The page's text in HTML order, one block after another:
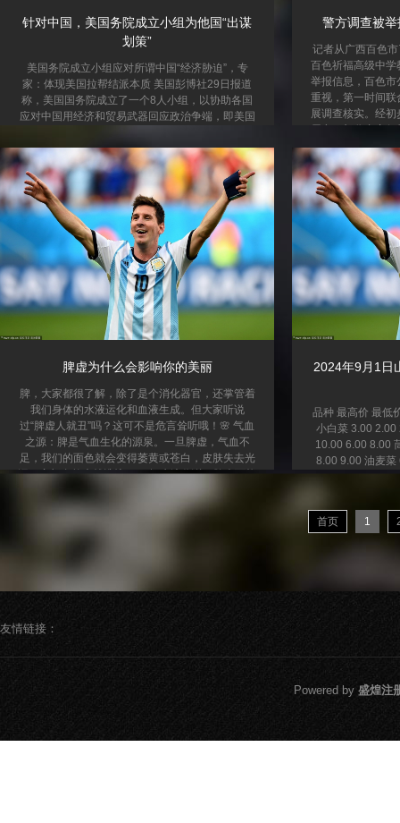
针对中国，美国务院成立小组为他国“出谋
划策”
美国务院成立小组应对所谓中国“经济胁迫”，专
家：体现美国拉帮结派本质 美国彭博社29日报道
称，美国国务院成立了一个8人小组，以协助各国
应对中国用经济和贸易武器回应政治争端，即美国
时报》记者采访的专家认为，美国国务院作为外交
部门，却成立团队分析中国的经济措施，为其他国
家“出谋划策”，这体现出美国拉帮结派的本质。 报
道称，这个由8人组成的国务院小组非正式名称
为“公司（the firm）”，由主管经济成长与环境事务
的副国务卿费尔南德兹办公室的中国政策协...
警方调查被
记者从广西百色
百色祈福高级中
举报信息，百色
重视，第一时间
展调查核实。经
实掌握的情况，
中学唐某某予以
嫌违法犯罪的行
某某师德失范行
纪依规处理。
脾虚为什么会影响你的美丽
脾，大家都很了解，除了是个消化器官，还掌管着
我们身体的水液运化和血液生成。但大家听说
过“脾虚人就丑”吗？这可不是危言耸听哦！🌸 气血
之源：脾是气血生化的源泉。一旦脾虚，气血不
足，我们的面色就会变得萎黄或苍白，皮肤失去光
泽，容颜自然也就憔悴了。💧 水液代谢：脾虚可能
部或身体浮肿，那岂不是很影响我们的美丽吗？🍲
2024年9月1日
品种 最高价 最低
小白菜 3.00
10.00 6.00 8.00
8.00 9.00 油麦
3.60 蒜苗 8.00
首页 1
友情链接：
Powered by 盛煌注